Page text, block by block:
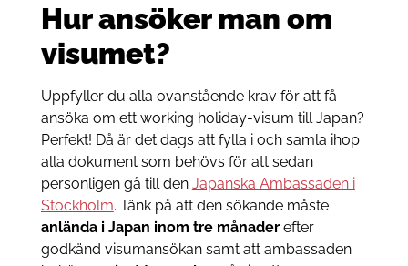
Hur ansöker man om
visumet?
Uppfyller du alla ovanstående krav för att få
ansöka om ett working holiday-visum till Japan?
Perfekt! Då är det dags att fylla i och samla ihop
alla dokument som behövs för att sedan
personligen gå till den Japanska Ambassaden i
Stockholm. Tänk på att den sökande måste
anlända i Japan inom tre månader efter
godkänd visumansökan samt att ambassaden